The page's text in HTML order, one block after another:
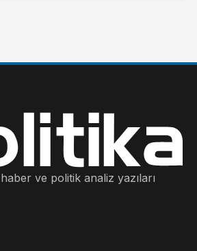
ve politik analiz yazıları